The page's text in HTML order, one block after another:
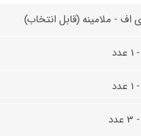
اف - ملامینه (قابل انتخاب)